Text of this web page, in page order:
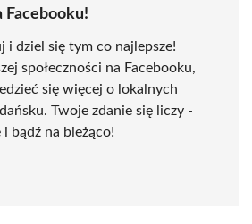
Facebooku!
dziel się tym co najlepsze!
społeczności na Facebooku,
się więcej o lokalnych
Twoje zdanie się liczy -
bądź na bieżąco!